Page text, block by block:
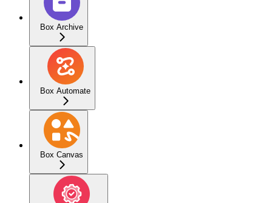
Box Archive
Box Automate
Box Canvas